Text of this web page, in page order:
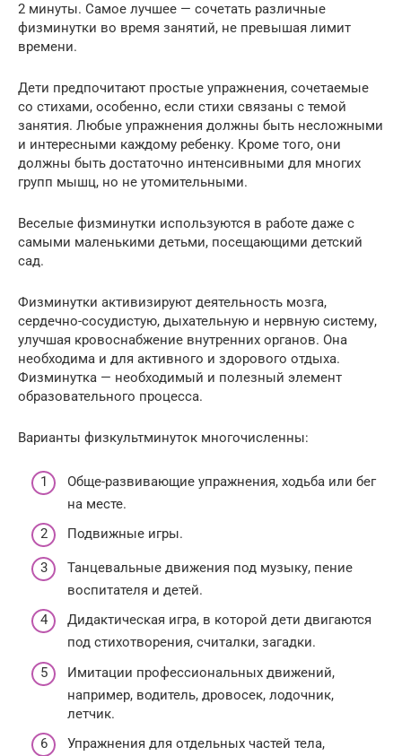
2 минуты. Самое лучшее — сочетать различные
физминутки во время занятий, не превышая лимит
времени.
Дети предпочитают простые упражнения, сочетаемые
со стихами, особенно, если стихи связаны с темой
занятия. Любые упражнения должны быть несложными
и интересными каждому ребенку. Кроме того, они
должны быть достаточно интенсивными для многих
групп мышц, но не утомительными.
Веселые физминутки используются в работе даже с
самыми маленькими детьми, посещающими детский
сад.
Физминутки активизируют деятельность мозга,
сердечно-сосудистую, дыхательную и нервную систему,
улучшая кровоснабжение внутренних органов. Она
необходима и для активного и здорового отдыха.
Физминутка — необходимый и полезный элемент
образовательного процесса.
Варианты физкультминуток многочисленны:
Обще-развивающие упражнения, ходьба или бег
на месте.
Подвижные игры.
Танцевальные движения под музыку, пение
воспитателя и детей.
Дидактическая игра, в которой дети двигаются
под стихотворения, считалки, загадки.
Имитации профессиональных движений,
например, водитель, дровосек, лодочник,
летчик.
Упражнения для отдельных частей тела,